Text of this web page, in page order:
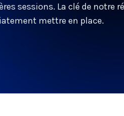
sessions. La clé de notre
mettre en place.